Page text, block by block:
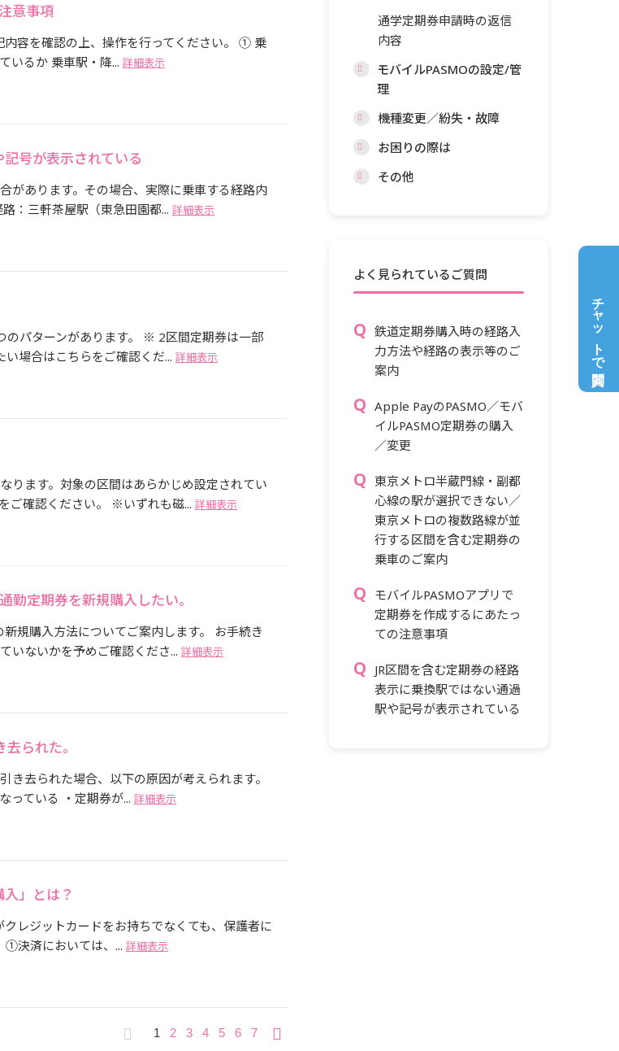
チャットで質問
通学定期券申請時の返信
内容
モバイルPASMOの設定/管
理
機種変更／紛失・故障
お困りの際は
その他
よく見られているご質問
鉄道定期券購入時の経路入
力方法や経路の表示等のご
案内
Apple PayのPASMO／モバ
イルPASMO定期券の購入
／変更
東京メトロ半蔵門線・副都
心線の駅が選択できない／
東京メトロの複数路線が並
行する区間を含む定期券の
乗車のご案内
モバイルPASMOアプリで
定期券を作成するにあたっ
ての注意事項
JR区間を含む定期券の経路
表示に乗換駅ではない通過
駅や記号が表示されている
意事項
容を確認の上、操作を行ってください。 ① 乗
いるか 乗車駅・降... 詳細表示
号が表示されている
があります。その場合、実際に乗車する経路内
：三軒茶屋駅（東急田園都... 詳細表示
のパターンがあります。 ※ 2区間定期券は一部
場合はこちらをご確認くだ... 詳細表示
ります。対象の区間はあらかじめ設定されてい
ご確認ください。 ※いずれも磁... 詳細表示
勤定期券を新規購入したい。
規購入方法についてご案内します。 お手続き
いないかを予めご確認くださ... 詳細表示
られた。
き去られた場合、以下の原因が考えられます。
っている ・定期券が... 詳細表示
」とは？
レジットカードをお持ちでなくても、保護者に
①決済においては、... 詳細表示
1 2 3 4 5 6 7